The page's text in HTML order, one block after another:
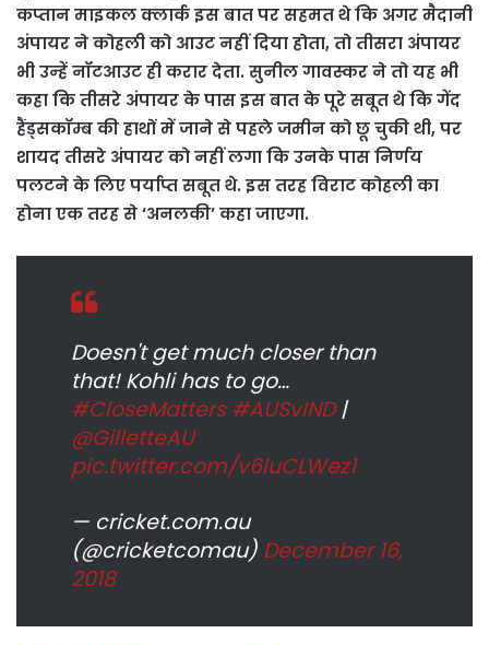
कप्तान माइकल क्लार्क इस बात पर सहमत थे कि अगर मैदानी
अंपायर ने कोहली को आउट नहीं दिया होता, तो तीसरा अंपायर
भी उन्हें नॉटआउट ही करार देता. सुनील गावस्कर ने तो यह भी
कहा कि तीसरे अंपायर के पास इस बात के पूरे सबूत थे कि गेंद
हैंड्सकॉम्ब की हाथों में जाने से पहले जमीन को छू चुकी थी, पर
शायद तीसरे अंपायर को नहीं लगा कि उनके पास निर्णय
पलटने के लिए पर्याप्त सबूत थे. इस तरह विराट कोहली का
होना एक तरह से ‘अनलकी’ कहा जाएगा.
Doesn't get much closer than
that! Kohli has to go…
#CloseMatters #AUSvIND|
@GilletteAU
pic.twitter.com/v6luCLWez1
— cricket.com.au
(@cricketcomau) December 16,
2018